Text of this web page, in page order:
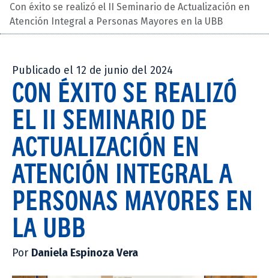
Con éxito se realizó el II Seminario de Actualización en
Atención Integral a Personas Mayores en la UBB
Publicado el 12 de junio del 2024
CON ÉXITO SE REALIZÓ
EL II SEMINARIO DE
ACTUALIZACIÓN EN
ATENCIÓN INTEGRAL A
PERSONAS MAYORES EN
LA UBB
Por Daniela Espinoza Vera